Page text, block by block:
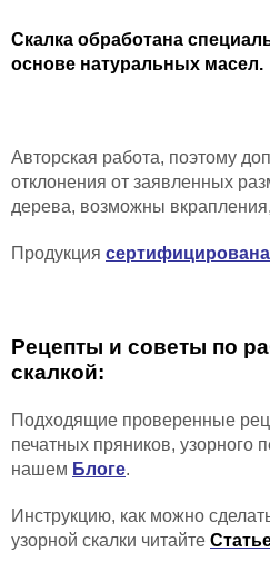
Скалка обработана
основе натуральных масел.
Авторская работа, поэтому
отклонения от заявленных
дерева, возможны
Продукция сертифицирована
Рецепты и советы по
скалкой:
Подходящие проверенные
печатных пряников, узорного
нашем Блоге.
Инструкцию, как можно
узорной скалки читайте